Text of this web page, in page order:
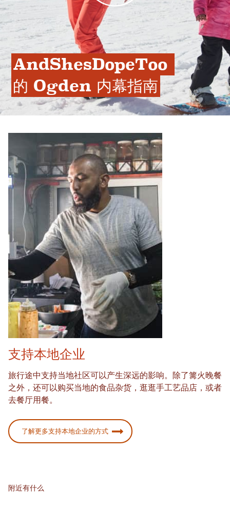
AndShesDopeToo
的 Ogden 内幕指南
支持本地企业
旅行途中支持当地社区可以产生深远的影响。除了篝火晚餐
之外，还可以购买当地的食品杂货，逛逛手工艺品店，或者
去餐厅用餐。
了解更多支持本地企业的方式
附近有什么